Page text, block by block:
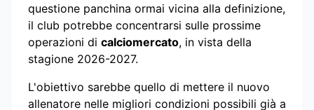
questione panchina ormai vicina alla definizione,
il club potrebbe concentrarsi sulle prossime
operazioni di calciomercato, in vista della
stagione 2026-2027.
L'obiettivo sarebbe quello di mettere il nuovo
allenatore nelle migliori condizioni possibili già a